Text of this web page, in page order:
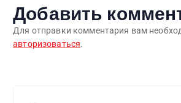
Добавить
Для отправки комментария вам
авторизоваться.